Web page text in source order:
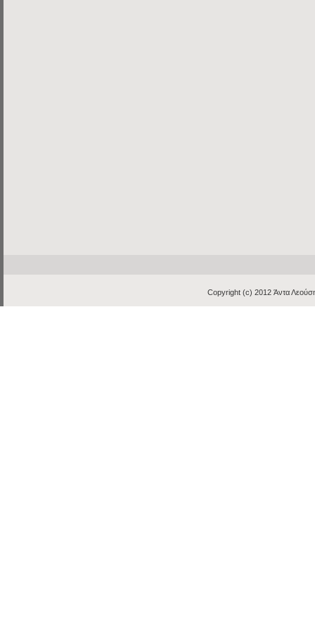
Copyright (c) 2012 Άντα